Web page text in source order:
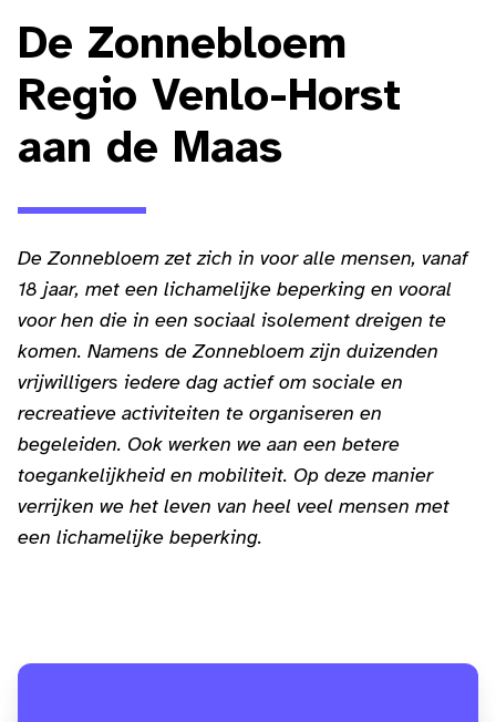
De Zonnebloem
Regio Venlo-Horst
aan de Maas
De Zonnebloem zet zich in voor alle mensen, vanaf
18 jaar, met een lichamelijke beperking en vooral
voor hen die in een sociaal isolement dreigen te
komen. Namens de Zonnebloem zijn duizenden
vrijwilligers iedere dag actief om sociale en
recreatieve activiteiten te organiseren en
begeleiden. Ook werken we aan een betere
toegankelijkheid en mobiliteit. Op deze manier
verrijken we het leven van heel veel mensen met
een lichamelijke beperking.